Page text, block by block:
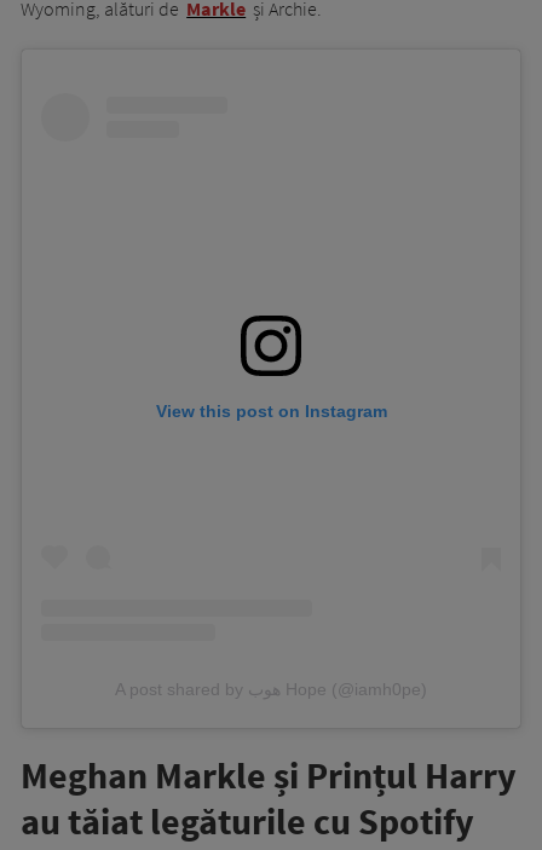
Wyoming, alături de Markle și Archie.
View this post on Instagram
A post shared by هوب Hope (@iamh0pe)
Meghan Markle și Prințul Harry
au tăiat legăturile cu Spotify